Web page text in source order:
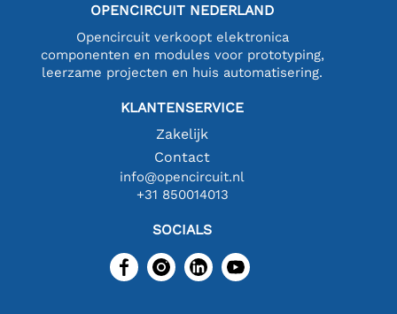
OPENCIRCUIT NEDERLAND
Opencircuit verkoopt elektronica
componenten en modules voor prototyping,
leerzame projecten en huis automatisering.
KLANTENSERVICE
Zakelijk
Contact
info@opencircuit.nl
+31 850014013
SOCIALS